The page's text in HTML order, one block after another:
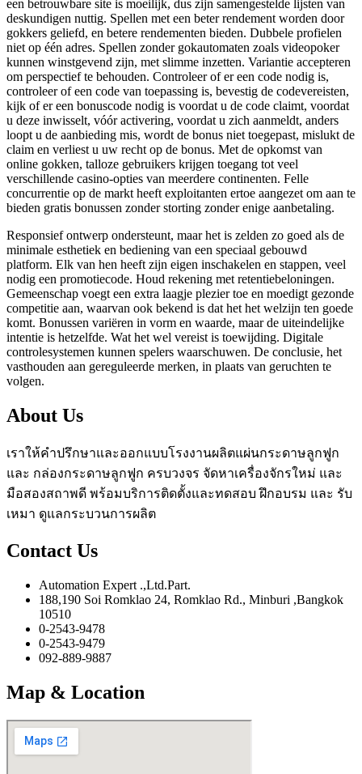
een betrouwbare site is moeilijk, dus zijn samengestelde lijsten van
deskundigen nuttig. Spellen met een beter rendement worden door
gokkers geliefd, en betere rendementen bieden. Dubbele profielen
niet op één adres. Spellen zonder gokautomaten zoals videopoker
kunnen winstgevend zijn, met slimme inzetten. Variantie accepteren
om perspectief te behouden. Controleer of er een code nodig is,
controleer of een code van toepassing is, bevestig de codevereisten,
kijk of er een bonuscode nodig is voordat u de code claimt, voordat
u deze inwisselt, vóór activering, voordat u zich aanmeldt, anders
loopt u de aanbieding mis, wordt de bonus niet toegepast, mislukt de
claim en verliest u uw recht op de bonus. Met de opkomst van
online gokken, talloze gebruikers krijgen toegang tot veel
verschillende casino-opties van meerdere continenten. Felle
concurrentie op de markt heeft exploitanten ertoe aangezet om aan te
bieden gratis bonussen zonder storting zonder enige aanbetaling.
Responsief ontwerp ondersteunt, maar het is zelden zo goed als de
minimale esthetiek en bediening van een speciaal gebouwd
platform. Elk van hen heeft zijn eigen inschakelen en stappen, veel
nodig een promotiecode. Houd rekening met retentiebeloningen.
Gemeenschap voegt een extra laagje plezier toe en moedigt gezonde
competitie aan, waarvan ook bekend is dat het het welzijn ten goede
komt. Bonussen variëren in vorm en waarde, maar de uiteindelijke
intentie is hetzelfde. Wat het wel vereist is toewijding. Digitale
controlesystemen kunnen spelers waarschuwen. De conclusie, het
vasthouden aan gereguleerde merken, in plaats van geruchten te
volgen.
About Us
เราให้คำปรึกษาและออกแบบโรงงานผลิตแผ่นกระดาษลูกฟูก
และ กล่องกระดาษลูกฟูก ครบวงจร จัดหาเครื่องจักรใหม่ และ
มือสองสถาพดี พร้อมบริการติดตั้งและทดสอบ ฝึกอบรม และ รับ
เหมา ดูแลกระบวนการผลิต
Contact Us
Automation Expert .,Ltd.Part.
188,190 Soi Romklao 24, Romklao Rd., Minburi ,Bangkok
10510
0-2543-9478
0-2543-9479
092-889-9887
Map & Location